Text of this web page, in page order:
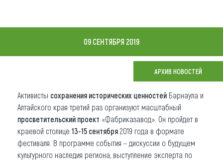
О регионе
Коллекция впечатлений
Другие рубрики
09 СЕНТЯБРЯ 2019
АРХИВ НОВОСТЕЙ
Активисты сохранения исторических ценностей Барнаула и
Алтайского края третий раз организуют масштабный
просветительский проект «Фабриказавод». Он пройдет в
краевой столице 13-15 сентября 2019 года в формате
фестиваля. В программе события – дискуссии о будущем
культурного наследия региона, выступление эксперта по